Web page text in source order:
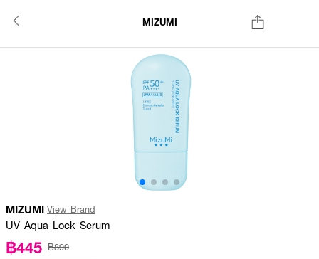
MIZUMI
MIZUMI View Brand
UV Aqua Lock Serum
฿445 ฿890